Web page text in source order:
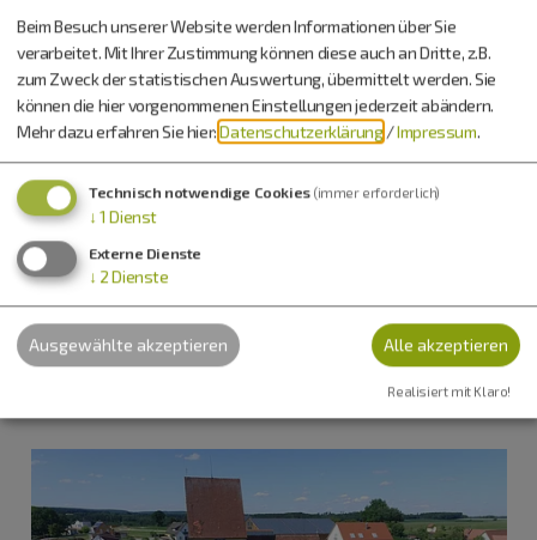
Beim Besuch unserer Website werden Informationen über Sie
verarbeitet. Mit Ihrer Zustimmung können diese auch an Dritte, z.B.
zum Zweck der statistischen Auswertung, übermittelt werden. Sie
können die hier vorgenommenen Einstellungen jederzeit abändern.
Mehr dazu erfahren Sie hier:Datenschutzerklärung /Impressum.
Technisch notwendige Cookies (immer erforderlich)
↓ 1 Dienst
Externe Dienste
↓ 2 Dienste
Ausgewählte akzeptieren Alle akzeptieren
Realisiert mit Klaro!